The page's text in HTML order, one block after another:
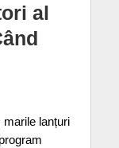
al
marile lanțuri